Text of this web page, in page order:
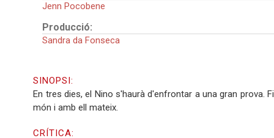
Jenn Pocobene
Producció:
Sandra da Fonseca
SINOPSI:
En tres dies, el Nino s'haurà d'enfrontar a una gran prova.
món i amb ell mateix.
CRÍTICA: